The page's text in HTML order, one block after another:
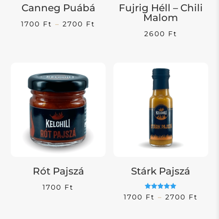
Canneg Puábá
1700 Ft – 2700 Ft
Ártartomány:
Fujrig Héll – Chili
Malom
2600 Ft
Rót Pajszá
1700 Ft
Stárk Pajszá
Értékelés:
5.00
1700 Ft – 2700 Ft